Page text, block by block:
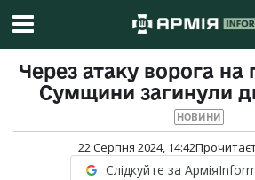
Через атаку ворога на
Сумщини загинули
НОВИНИ
22 Серпня 2024, 14:42
Слідкуйте за